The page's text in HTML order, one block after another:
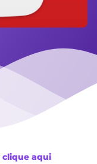
clique aqui